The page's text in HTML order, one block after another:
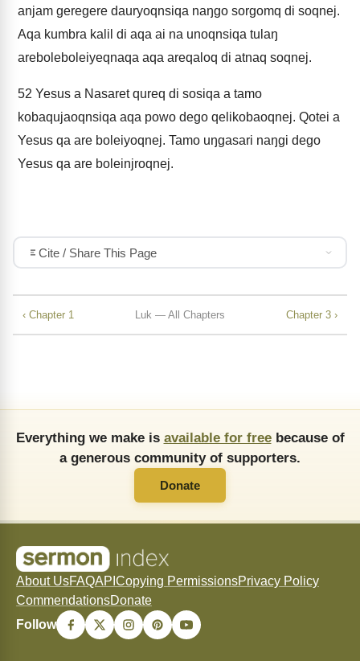
anjam geregere dauryoqnsiqa naŋgo sorgomq di soqnej.
Aqa kumbra kalil di aqa ai na unoqnsiqa tulaŋ
areboleboleiyeqnaqa aqa areqaloq di atnaq soqnej.
52 Yesus a Nasaret qureq di sosiqa a tamo
kobaqujaoqnsiqa aqa powo dego qelikobaoqnej. Qotei a
Yesus qa are boleiyoqnej. Tamo uŋgasari naŋgi dego
Yesus qa are boleinjroqnej.
Cite / Share This Page
‹ Chapter 1 Luk — All Chapters Chapter 3 ›
Everything we make is available for freebecause of
a generous community of supporters.
Donate
About UsFAQAPI Copying PermissionsPrivacy Policy
CommendationsDonate
Follow